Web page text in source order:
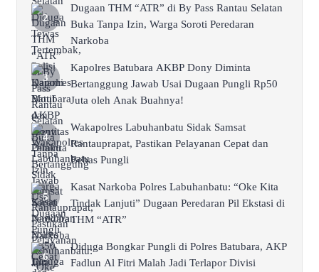
Dugaan THM “ATR” di By Pass Rantau Selatan
Buka Tanpa Izin, Warga Soroti Peredaran
Narkoba
Kapolres Batubara AKBP Dony Diminta
Bertanggung Jawab Usai Dugaan Pungli Rp50
Juta oleh Anak Buahnya!
Wakapolres Labuhanbatu Sidak Samsat
Rantauprapat, Pastikan Pelayanan Cepat dan
Bebas Pungli
Kasat Narkoba Polres Labuhanbatu: “Oke Kita
Tindak Lanjuti” Dugaan Peredaran Pil Ekstasi di
THM “ATR”
Diduga Bongkar Pungli di Polres Batubara, AKP
Fadlun Al Fitri Malah Jadi Terlapor Divisi